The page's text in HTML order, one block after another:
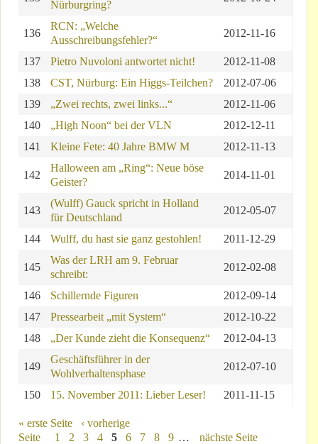
Nürburgring?
136
RCN: „Welche
Ausschreibungsfehler?“
2012-11-16
137 Pietro Nuvoloni antwortet nicht!
2012-11-08
138
CST, Nürburg: Ein Higgs-Teilchen?
2012-07-06
139
„Zwei rechts, zwei links...“
2012-11-06
140
„High Noon“ bei der VLN
2012-12-11
141
Kleine Fete: 40 Jahre BMW M 2012-11-13
142
Halloween am „Ring“: Neue böse
Geister?
2014-11-01
143
(Wulff) Gauck spricht in Holland
für Deutschland
2012-05-07
144 Wulff, du hast sie ganz gestohlen! 2011-12-29
145
Was der LRH am 9. Februar
schreibt:
2012-02-08
146 Schillernde Figuren
2012-09-14
147
Pressearbeit „mit System“
2012-10-22
148
„Der Kunde zieht die Konsequenz“ 2012-04-13
149
Geschäftsführer in der
Wohlverhaltensphase
2012-07-10
150 15. November 2011: Lieber Leser! 2011-11-15
Seiten
« erste Seite
‹ vorherige
Seite
1 2 3 4 5 6 7 8 9 …
nächste Seite